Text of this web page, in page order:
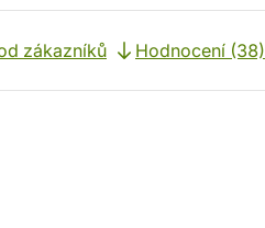
zákazníků Hodnocení (38)